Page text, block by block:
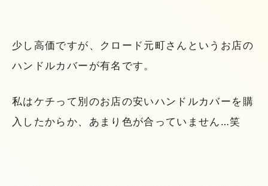
少し高価ですが、クロード元町さんというお店の
ハンドルカバーが有名です。
私はケチって別のお店の安いハンドルカバーを購
入したからか、あまり色が合っていません…笑